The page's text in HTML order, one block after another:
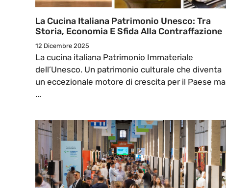
La Cucina Italiana Patrimonio Unesco: Tra
Storia, Economia E Sfida Alla Contraffazione
12 Dicembre 2025
La cucina italiana Patrimonio Immateriale
dell’Unesco. Un patrimonio culturale che diventa
un eccezionale motore di crescita per il Paese ma
...